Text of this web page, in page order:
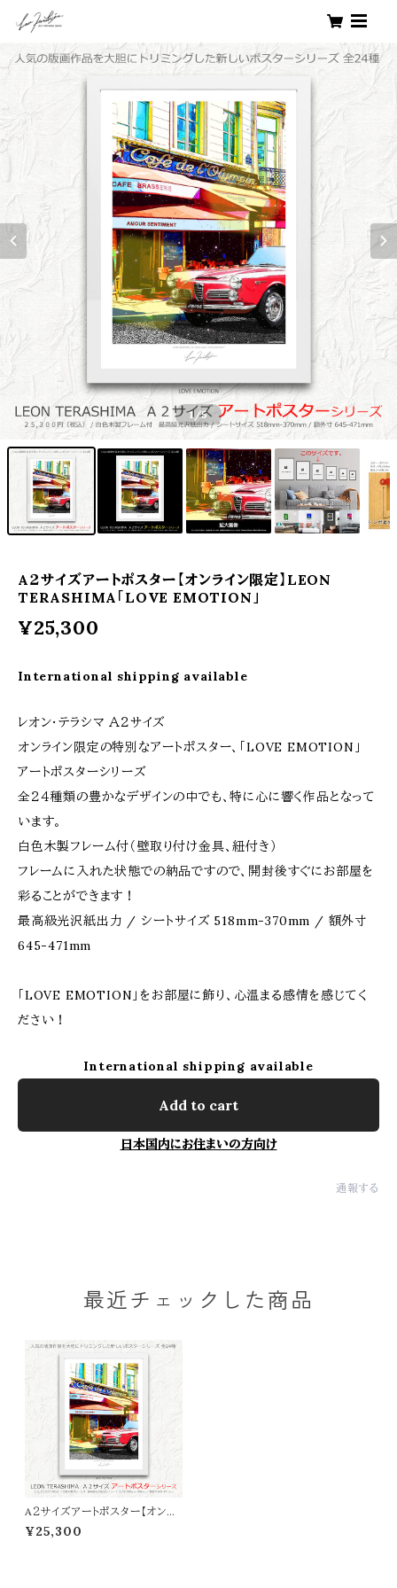
1/5
A２サイズアートポスター【オンライン限定】LEON
TERASHIMA「LOVE EMOTION」
¥25,300
International shipping available
レオン・テラシマ Ａ２サイズ
オンライン限定の特別なアートポスター、「LOVE EMOTION」
アートポスターシリーズ
全２４種類の豊かなデザインの中でも、特に心に響く作品となって
います。
白色木製フレーム付（壁取り付け金具、紐付き）
フレームに入れた状態での納品ですので、開封後すぐにお部屋を
彩ることができます！
最高級光沢紙出力 / シートサイズ 518mm-370mm / 額外寸
645-471mm
「LOVE EMOTION」をお部屋に飾り、心温まる感情を感じてく
ださい！
International shipping available
Add to cart
日本国内にお住まいの方向け
通報する
最近チェックした商品
A２サイズアートポスター【オンラ
イン限定】LEON TERASHIMA
「LOVE EMOTION」
¥25,300